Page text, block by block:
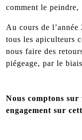
comment le
Au cours de
tous les apiculteurs
nous faire des
piégeage, par le
Nous comptons
engagement sur